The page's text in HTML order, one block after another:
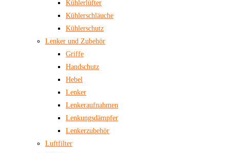
Kühlerlüfter
Kühlerschläuche
Kühlerschutz
Lenker und Zubehör
Griffe
Handschutz
Hebel
Lenker
Lenkeraufnahmen
Lenkungsdämpfer
Lenkerzubehör
Luftfilter